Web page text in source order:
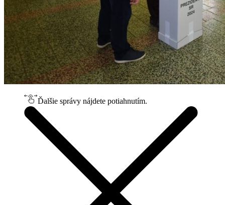
Ďalšie správy nájdete potiahnutím.